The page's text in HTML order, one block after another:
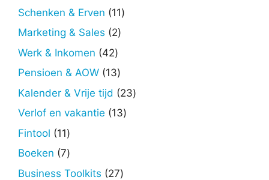
producten
Schenken & Erven 1111
Marketing & Sales 22
Werk & Inkomen 4242
producten
Pensioen & AOW 1313
producten
Kalender & Vrije tijd 2323
Verlof en vakantie 1313
Fintool 1111
producten
Boeken 77
producten
Business Toolkits 2727